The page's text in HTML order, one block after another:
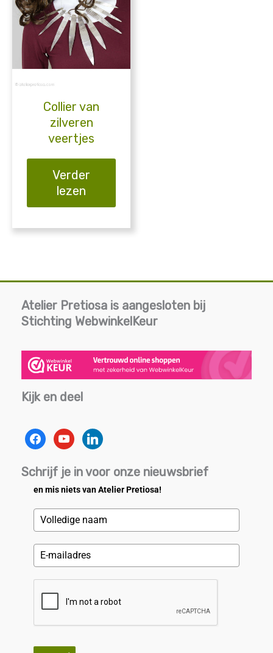
Collier van
zilveren
veertjes
Verder
lezen
Atelier Pretiosa is aangesloten bij
Stichting WebwinkelKeur
Kijk en deel
facebookyoutubelinkedin
Schrijf je in voor onze nieuwsbrief
en mis niets van Atelier Pretiosa!